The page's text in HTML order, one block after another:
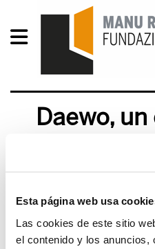
Esta página web usa
Las cookies de este sitio
el contenido y los anuncios,
Daewo,
regalo de
sin
2011/10/07